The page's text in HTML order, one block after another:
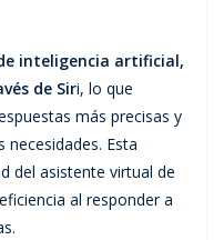
inteligencia artificial,
de Siri, lo que
más precisas y
necesidades. Esta
del asistente virtual de
al responder a